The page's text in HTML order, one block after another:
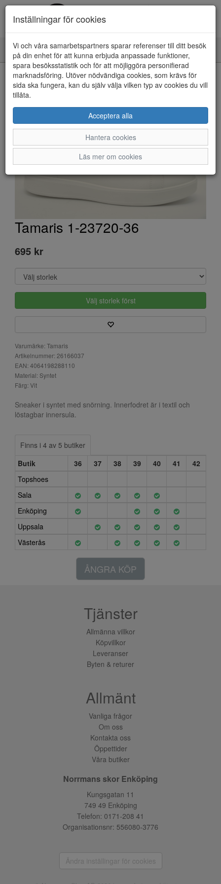
Toggle
navigation
HEM
Tamaris 1-23720-36
695 kr
Välj storlek först
Varumärke: Tamaris
Artikelnummer: 26166037
EAN: 4064198288110
Material: Syntet
Färg: Vit
Sneaker i syntet med snörning. Innerfodret är i textil och
löstagbar innersula.
Finns i 4 av 5 butiker
Butik
36 37 38 39 40 41
42
Topshoes
Sala
Enköping
Uppsala
Västerås
ÅNGRA KÖP
Inställningar för cookies
Vi och våra samarbetspartners sparar referenser till ditt besök
på din enhet för att kunna erbjuda anpassade funktioner,
spara besöksstatistik och för att möjliggöra personifierad
marknadsföring. Utöver nödvändiga cookies, som krävs för
sida ska fungera, kan du själv välja vilken typ av cookies du vill
tillåta.
Acceptera alla
Hantera cookies
Läs mer om cookies
Tjänster
Allmänna villkor
Köpvillkor
Leveranser
Byten & returer
Allmänt
Vanliga frågor
Om oss
Kontakta oss
Öppettider
Våra butiker
Norrmans skor Enköping
Kungsgatan 11
749 49 Enköping
Telefon: 0171-208 41
Organisationsnr: 556080-3776
Ändra inställingar för cookies